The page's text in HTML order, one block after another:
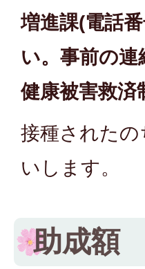
増進課(電話
い。事前の
健康被害救済
接種されたの
いします。
助成額